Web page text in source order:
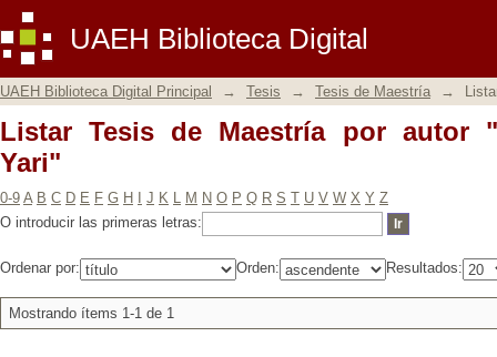
UAEH Biblioteca Digital
Listar Tesis de Maestría por autor
UAEH Biblioteca Digital Principal → Tesis → Tesis de Maestría →
Listar Tesis de Maestría por autor
Yari"
0-9 A B C D E F G H J K L M N O P Q R S T U V W X Y Z
O introducir las primeras letras:
Ordenar por: Orden: Resultados:
Mostrando ítems 1-1 de 1